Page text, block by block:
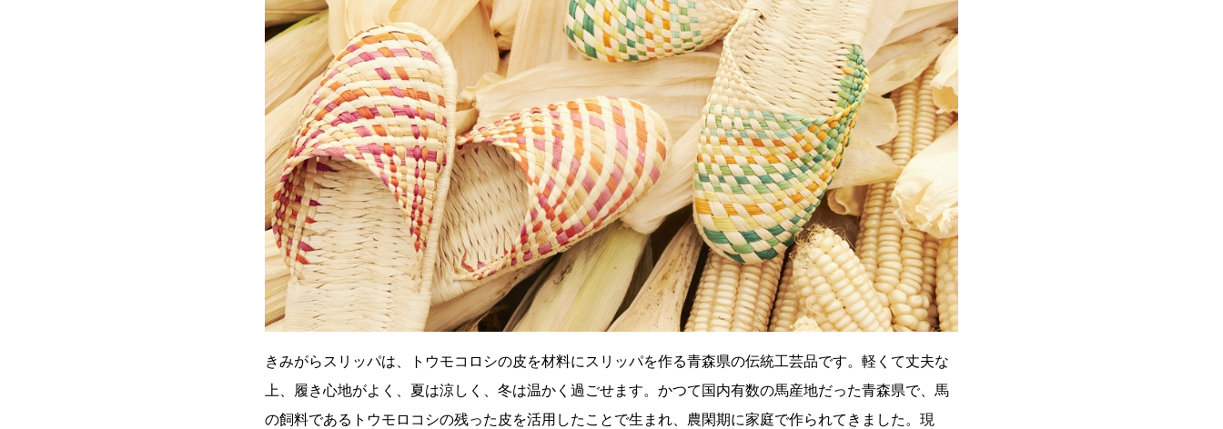
きみがらスリッパは、トウモコロシの皮を材料にスリッパを作る青森県の伝統工芸品です。軽くて丈夫な
上、履き心地がよく、夏は涼しく、冬は温かく過ごせます。かつて国内有数の馬産地だった青森県で、馬
の飼料であるトウモロコシの残った皮を活用したことで生まれ、農閑期に家庭で作られてきました。現